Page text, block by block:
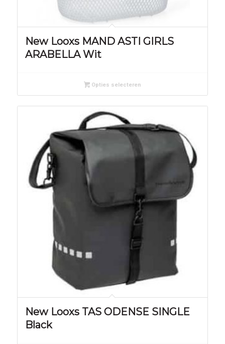
New Looxs MAND ASTI GIRLS
ARABELLA Wit
Opties selecteren
New Looxs TAS ODENSE SINGLE
Black